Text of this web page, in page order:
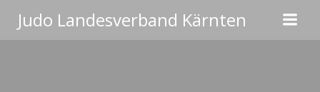
Inhalt
Judo Landesverband Kärnten